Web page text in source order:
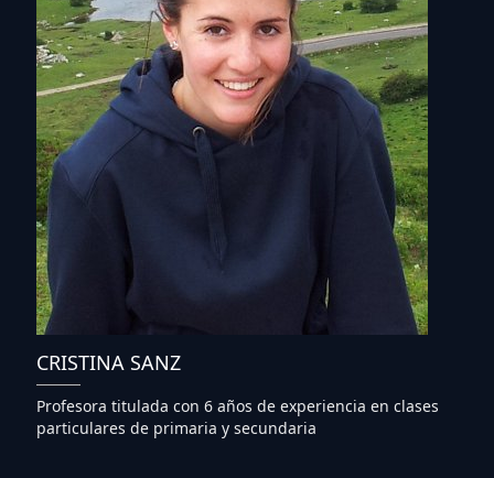
CRISTINA SANZ
Profesora titulada con 6 años de experiencia en clases
particulares de primaria y secundaria